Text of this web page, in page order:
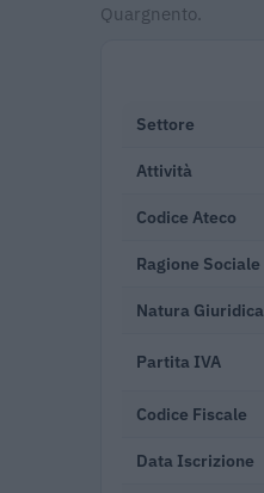
Quargnento.
Settore
Attività
Codice Ateco
Ragione Sociale
Natura Giuridica
Partita IVA
Codice Fiscale
Data Iscrizione